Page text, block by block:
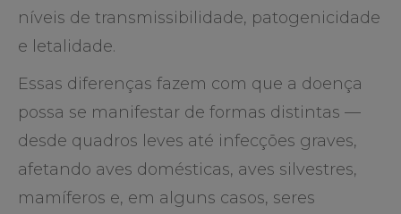
níveis de transmissibilidade, patogenicidade
e letalidade.
Essas diferenças fazem com que a doença
possa se manifestar de formas distintas —
desde quadros leves até infecções graves,
afetando aves domésticas, aves silvestres,
mamíferos e, em alguns casos, seres